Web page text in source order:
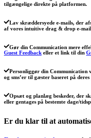
tilgængelige direkte på platformen.
Lav skræddersyede e-mails, der
af vores intuitive drag & drop e-
Gør din Communication mere
Guest Feedback eller et link til din
Personliggør din Communication
og sms’er til gæster baseret på
Opsæt og planlæg beskeder, der
eller gentages på bestemte dage/
Er du klar til at